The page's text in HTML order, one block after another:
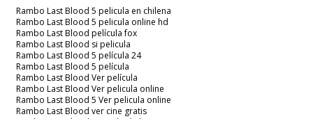
Rambo Last Blood 5 pelicula en chilena
Rambo Last Blood 5 pelicula online hd
Rambo Last Blood película fox
Rambo Last Blood si pelicula
Rambo Last Blood 5 película 24
Rambo Last Blood 5 película
Rambo Last Blood Ver película
Rambo Last Blood Ver pelicula online
Rambo Last Blood 5 Ver pelicula online
Rambo Last Blood ver cine gratis